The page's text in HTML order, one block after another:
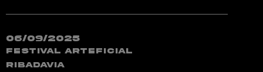
06/09/2025
Festival Arteficial
Ribadavia